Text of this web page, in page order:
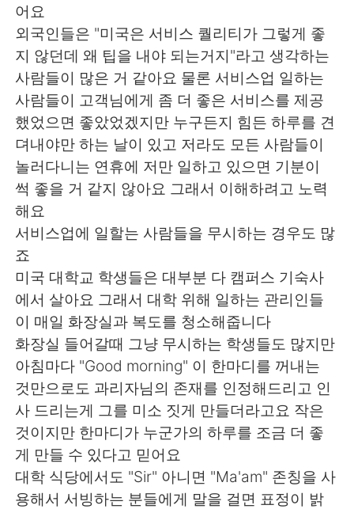
어요
외국인들은 "미국은 서비스 퀄리티가 그렇게 좋
지 않던데 왜 팁을 내야 되는거지"라고 생각하는
사람들이 많은 거 같아요 물론 서비스업 일하는
사람들이 고객님에게 좀 더 좋은 서비스를 제공
했었으면 좋았었겠지만 누구든지 힘든 하루를 견
뎌내야만 하는 날이 있고 저라도 모든 사람들이
놀러다니는 연휴에 저만 일하고 있으면 기분이
썩 좋을 거 같지 않아요 그래서 이해하려고 노력
해요
서비스업에 일할는 사람들을 무시하는 경우도 많
죠
미국 대학교 학생들은 대부분 다 캠퍼스 기숙사
에서 살아요 그래서 대학 위해 일하는 관리인들
이 매일 화장실과 복도를 청소해줍니다
화장실 들어갈때 그냥 무시하는 학생들도 많지만
아침마다 "Good morning" 이 한마디를 꺼내는
것만으로도 과리자님의 존재를 인정해드리고 인
사 드리는게 그를 미소 짓게 만들더라고요 작은
것이지만 한마디가 누군가의 하루를 조금 더 좋
게 만들 수 있다고 믿어요
대학 식당에서도 "Sir" 아니면 "Ma'am" 존칭을 사
용해서 서빙하는 분들에게 말을 걸면 표정이 밝